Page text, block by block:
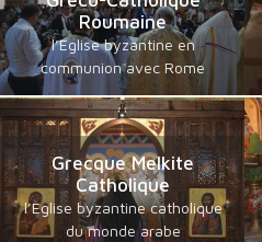
Roumaine
l’Eglise byzantine en
communion avec Rome
Grecque Melkite
Catholique
l’Eglise byzantine catholique
du monde arabe